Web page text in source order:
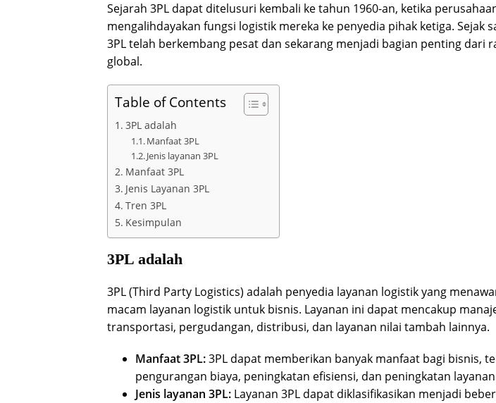
Sejarah 3PL dapat ditelusuri kembali ke tahun 1960-an, ketika
mengalihdayakan fungsi logistik mereka ke penyedia pihak ketiga. Sejak
3PL telah berkembang pesat dan sekarang menjadi bagian penting dari
global.
Table of Contents
3PL adalah
Manfaat 3PL
Jenis layanan 3PL
Manfaat 3PL
Jenis Layanan 3PL
Tren 3PL
Kesimpulan
3PL adalah
3PL (Third Party Logistics) adalah penyedia layanan logistik yang
macam layanan logistik untuk bisnis. Layanan ini dapat mencakup
transportasi, pergudangan, distribusi, dan layanan nilai tambah lainnya.
Manfaat 3PL:3PL dapat memberikan banyak manfaat bagi bisnis,
pengurangan biaya, peningkatan efisiensi, dan peningkatan
Jenis layanan 3PL: Layanan 3PL dapat diklasifikasikan menjadi